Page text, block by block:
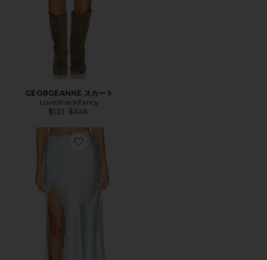
GEORGEANNE スカート
LoveShackFancy
$121 Previous price:
$345
Favorite CALDER スカート